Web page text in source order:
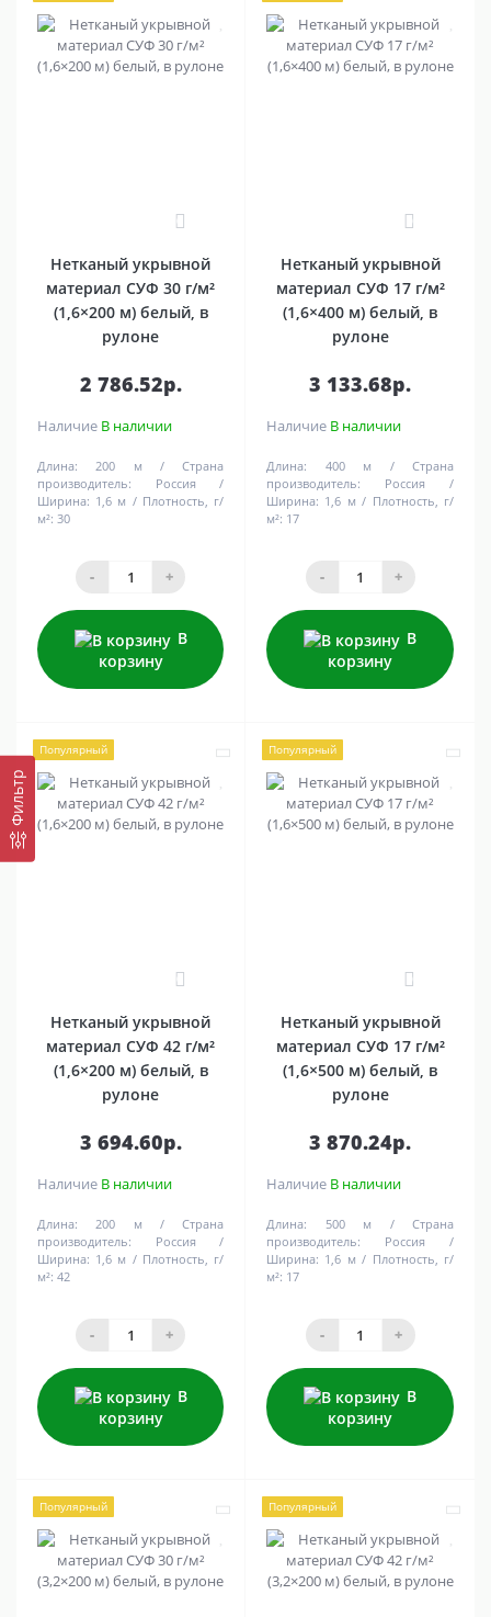
Фильтр
0
Нетканый укрывной
материал СУФ 30 г/м²
(1,6×200 м) белый, в
рулоне
2 786.52р.
Наличие В наличии
Длина: 200 м
Страна
производитель:
Россия
Ширина: 1,6 м
Плотность, г/
м²: 30
- +
В
корзину
0
Нетканый укрывной
материал СУФ 17 г/м²
(1,6×400 м) белый, в
рулоне
3 133.68р.
Наличие В наличии
Длина: 400 м
Страна
производитель:
Россия
Ширина: 1,6 м
Плотность, г/
м²: 17
- +
В
корзину
Популярный
0
Нетканый укрывной
материал СУФ 42 г/м²
(1,6×200 м) белый, в
рулоне
3 694.60р.
Наличие В наличии
Длина: 200 м
Страна
производитель:
Россия
Ширина: 1,6 м
Плотность, г/
м²: 42
- +
В
корзину
Популярный
0
Нетканый укрывной
материал СУФ 17 г/м²
(1,6×500 м) белый, в
рулоне
3 870.24р.
Наличие В наличии
Длина: 500 м
Страна
производитель:
Россия
Ширина: 1,6 м
Плотность, г/
м²: 17
- +
В
корзину
Популярный Популярный